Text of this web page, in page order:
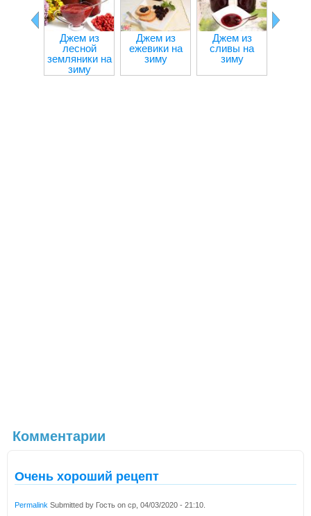
Джем из
лесной
земляники на
зиму
Джем из
ежевики на
зиму
Джем из
сливы на
зиму
Комментарии
Очень хороший рецепт
Permalink Submitted by Гость on ср, 04/03/2020 - 21:10